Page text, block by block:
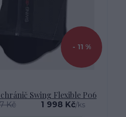
- 11 %
Swing Flexible P06
Kč 1 998 Kč/ks